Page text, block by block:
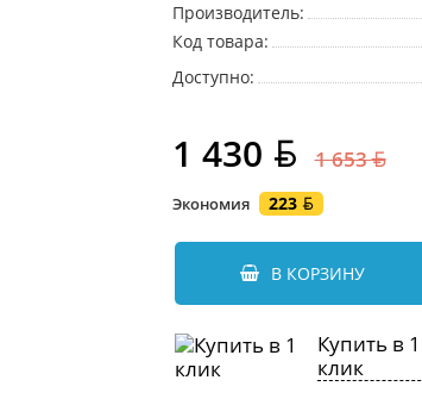
Производитель:
Код товара:
Доступно:
1 430 1 653
Экономия 223
В КОРЗИНУ
Купить в 1
клик